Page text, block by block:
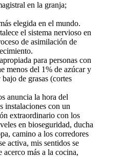
en la granja;
elegida en el mundo.
el sistema nervioso en
de asimilación de
para personas con
menos del 1% de azúcar y
de grasas (cortes
anuncia la hora del
instalaciones con un
extraordinario con los
en bioseguridad, ducha
camino a los corredores
activa, mis sentidos se
acerco más a la cocina,